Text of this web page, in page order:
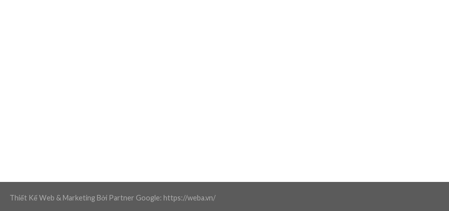
Thiết Kế Web & Marketing Bởi Partner Google: https://weba.vn/